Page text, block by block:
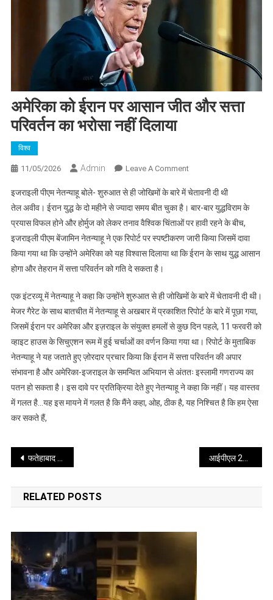
अमेरिका को ईरान पर आसान जीत और सत्ता
परिवर्तन का भरोसा नहीं दिलाया
विश्व
11/05/2026 Admin Leave A CommentOn
को
ईरान
पर
आसान
जीत
परिवर्तन
का
भरोसा
दिलाया
इजराइली पीएम नेतन्याहू बोले- शुरुआत से ही जोखिमों के बारे में चेतावनी दी थी
तेल अवीव। ईरान युद्ध के दो महीने से ज्यादा समय बीत चुका है। बार-बार युद्धविराम के
प्रयास विफल होने और होर्मुज को लेकर तनाव वैश्विक चिंताओं पर हावी रहने के बीच,
इजराइली पीएम बेंजामिन नेतन्याहू ने एक रिपोर्ट पर स्पष्टीकरण जारी किया जिसमें दावा
किया गया था कि उन्होंने अमेरिका को यह विश्वास दिलाया था कि ईरान के साथ युद्ध आसान
होगा और तेहरान में सत्ता परिवर्तन को गति दे सकता है।
एक इंटरव्यू में नेतन्याहू ने कहा कि उन्होंने शुरुआत से ही जोखिमों के बारे में चेतावनी दी थी।
मेजर गैरेट के साथ बातचीत में नेतन्याहू से अखबार में प्रकाशित रिपोर्ट के बारे में पूछा गया,
जिसमें ईरान पर अमेरिका और इज़राइल के संयुक्त हमलों से कुछ दिन पहले, 11 फरवरी को
व्हाइट हाउस के सिचुएशन रूम में हुई चर्चाओं का वर्णन किया गया था। रिपोर्ट के मुताबिक
नेतन्याहू ने यह जताते हुए ज़ोरदार प्रचार किया कि ईरान में सत्ता परिवर्तन की अपार
संभावना है और अमेरिका-इजराइल के समन्वित अभियान से अंततः इस्लामी गणराज्य का
पतन हो सकता है। इस दावे पर प्रतिक्रिया देते हुए नेतन्याहू ने कहा कि नहीं। यह वास्तव
में गलत है…यह इस मायने में गलत है कि मैंने कहा, ओह, ठीक है, यह निश्चित है कि हम ऐसा
कर सकते हैं,
Post
navigation
फतेहाबाद में नशा तस्करों पर बड़ी कार्रवाई, चार आरोपी गिरफ्तार
RELATED POSTS